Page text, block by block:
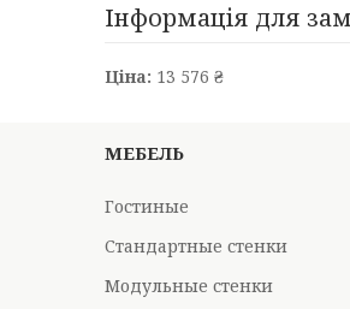
Інформація для
Ціна: 13 576 ₴
МЕБЕЛЬ
Гостиные
Стандартные стенки
Модульные стенки